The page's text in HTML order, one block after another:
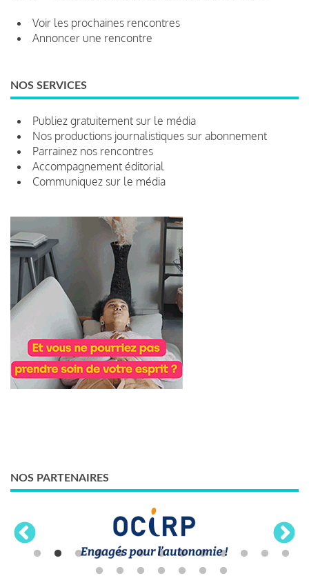
Voir les prochaines rencontres
Annoncer une rencontre
NOS SERVICES
Publiez gratuitement sur le média
Nos productions journalistiques sur abonnement
Parrainez nos rencontres
Accompagnement éditorial
Communiquez sur le média
NOS PARTENAIRES